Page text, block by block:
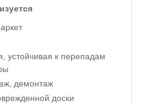
устойчивая к перепадам
демонтаж
доски